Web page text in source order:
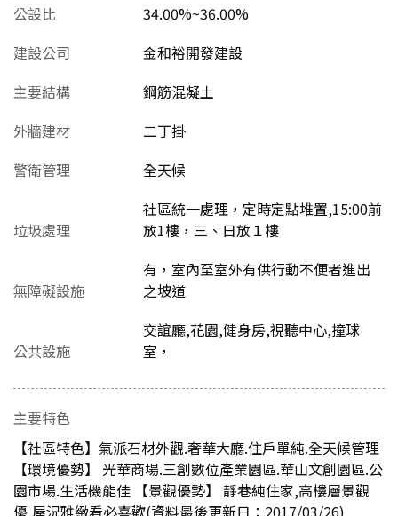
公設比
34.00%~36.00%
建設公司
金和裕開發建設
主要結構
鋼筋混凝土
外牆建材
二丁掛
警衛管理
全天候
垃圾處理
社區統一處理，定時定點堆置,15:00前
放1樓，三、日放１樓
無障礙設施
有，室內至室外有供行動不便者進出
之坡道
公共設施
交誼廳,花園,健身房,視聽中心,撞球
室，
主要特色
【社區特色】氣派石材外觀.奢華大廳.住戶單純.全天候管理
【環境優勢】 光華商場.三創數位產業園區.華山文創園區.公
園市場.生活機能佳 【景觀優勢】 靜巷純住家,高樓層景觀